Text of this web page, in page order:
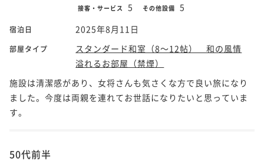
接客・サービス 5 その他設備 5
宿泊日 2025年8月11日
部屋タイプ
スタンダード和室（8～12帖） 和の風情
溢れるお部屋（禁煙）
施設は清潔感があり、女将さんも気さくな方で良い旅になり
ました。今度は両親を連れてお世話になりたいと思っていま
す。
50代前半